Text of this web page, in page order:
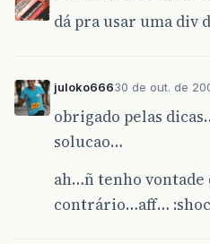
dá pra usar uma div
juloko66630 de out. de
obrigado pelas
solucao…
ah…ñ tenho
contrário…aff…